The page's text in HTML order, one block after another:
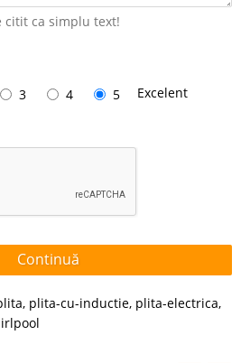
citit ca simplu text!
3 4 5 Excelent
Continuă
, plita-cu-inductie, plita-electrica,